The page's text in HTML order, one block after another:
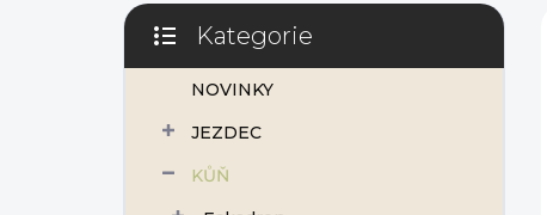
P
s
Přeskočit
kategorie
Kategorie
NOVINKY
JEZDEC
KŮŇ